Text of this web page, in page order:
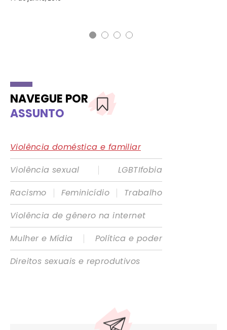
NAVEGUE POR
ASSUNTO
Violência doméstica e familiar
Violência sexual
|
LGBTIfobia
Racismo
| Feminicídio |
Trabalho
Violência de gênero na internet
Mulher e Mídia
|
Política e poder
Direitos sexuais e reprodutivos